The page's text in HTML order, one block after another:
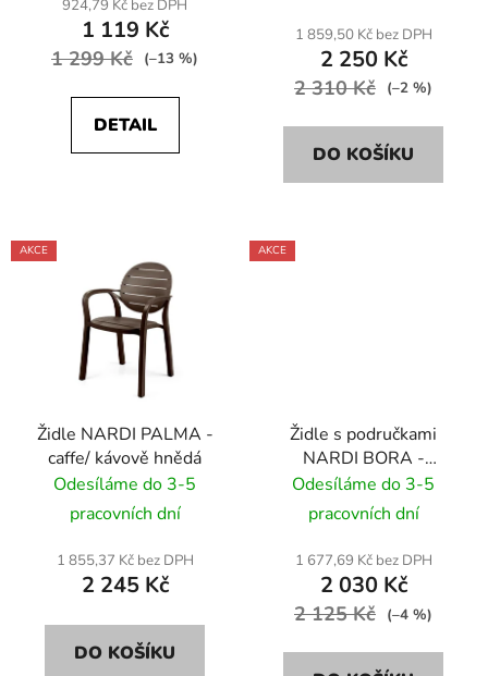
924,79 Kč bez DPH
1 119 Kč
1 299 Kč (–13 %)
DETAIL
1 859,50 Kč bez DPH
2 250 Kč
2 310 Kč (–2 %)
DO KOŠÍKU
AKCE
Židle NARDI PALMA -
caffe/ kávově hnědá
Odesíláme do 3-5
pracovních dní
1 855,37 Kč bez DPH
2 245 Kč
DO KOŠÍKU
AKCE
Židle s područkami
NARDI BORA -
antracite/ antracitově
Odesíláme do 3-5
pracovních dní
1 677,69 Kč bez DPH
2 030 Kč
2 125 Kč (–4 %)